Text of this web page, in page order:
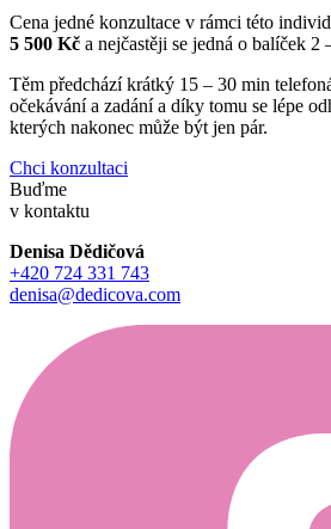
Cena jedné konzultace v rámci této
5 500 Kč a nejčastěji se jedná o balíček 2
Těm předchází krátký 15 – 30 min
očekávání a zadání a díky tomu se lépe
kterých nakonec může být jen pár.
Chci konzultaci
Buďme
v kontaktu
Denisa Dědičová
+420 724 331 743
denisa@dedicova.com